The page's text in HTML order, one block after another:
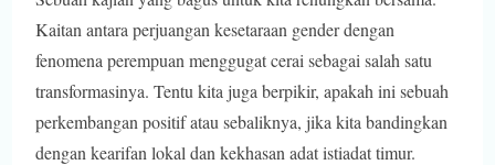
Kaitan antara perjuangan kesetaraan gender dengan
fenomena perempuan menggugat cerai sebagai salah satu
transformasinya. Tentu kita juga berpikir, apakah ini sebuah
perkembangan positif atau sebaliknya, jika kita bandingkan
dengan kearifan lokal dan kekhasan adat istiadat timur.